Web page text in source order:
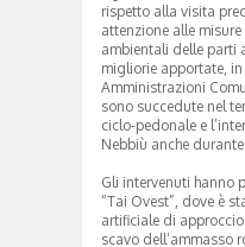
rispetto alla visita
attenzione alle
ambientali delle parti
migliorie apportate,
Amministrazioni
sono succedute nel
ciclo-pedonale e
Nebbiù anche
Gli intervenuti hanno
“Tai Ovest”, dove è
artificiale di
scavo dell’ammasso